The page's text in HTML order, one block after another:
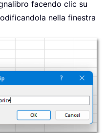
facendo clic su
nella finestra